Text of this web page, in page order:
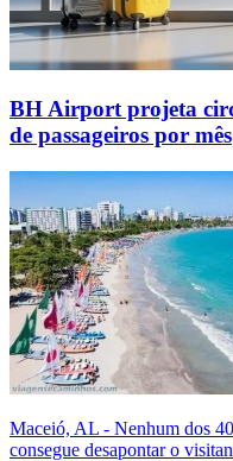
BH Airport projeta
de passageiros por mês
Maceió, AL - Nenhum dos
consegue desapontar o